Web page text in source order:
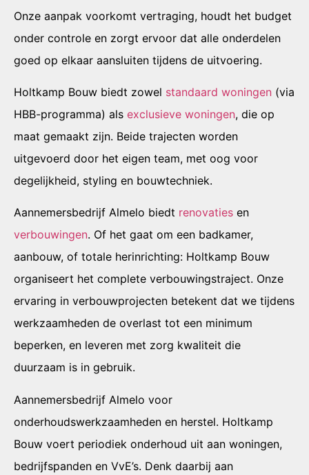
Onze aanpak voorkomt vertraging, houdt het budget
onder controle en zorgt ervoor dat alle onderdelen
goed op elkaar aansluiten tijdens de uitvoering.
Holtkamp Bouw biedt zowel standaard woningen (via
HBB-programma) als exclusieve woningen, die op
maat gemaakt zijn. Beide trajecten worden
uitgevoerd door het eigen team, met oog voor
degelijkheid, styling en bouwtechniek.
Aannemersbedrijf Almelo biedt renovaties en
verbouwingen. Of het gaat om een badkamer,
aanbouw, of totale herinrichting: Holtkamp Bouw
organiseert het complete verbouwingstraject. Onze
ervaring in verbouwprojecten betekent dat we tijdens
werkzaamheden de overlast tot een minimum
beperken, en leveren met zorg kwaliteit die
duurzaam is in gebruik.
Aannemersbedrijf Almelo voor
onderhoudswerkzaamheden en herstel. Holtkamp
Bouw voert periodiek onderhoud uit aan woningen,
bedrijfspanden en VvE’s. Denk daarbij aan